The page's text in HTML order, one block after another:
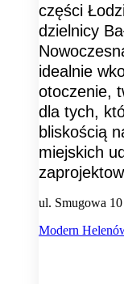
części
dzielnicy
idealnie
otoczenie,
dla tych,
bliskością
miejskich
ul. Smugowa 10
Modern